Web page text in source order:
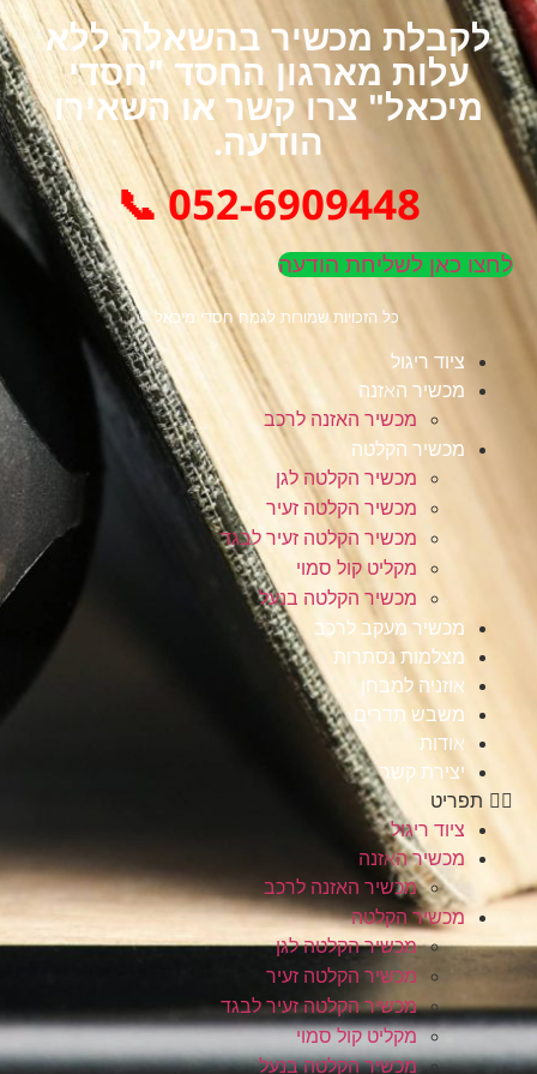
לקבלת מכשיר בהשאלה ללא
עלות מארגון החסד "חסדי
מיכאל" צרו קשר או השאירו
הודעה.
052-6909448 📞
לחצו כאן לשליחת הודעה
כל הזכויות שמורות לגמח חסדי מיכאל ©
ציוד ריגול
מכשיר האזנה
מכשיר האזנה לרכב
מכשיר הקלטה
מכשיר הקלטה לגן
מכשיר הקלטה זעיר
מכשיר הקלטה זעיר לבגד
מקליט קול סמוי
מכשיר הקלטה בנעל
מכשיר מעקב לרכב
מצלמות נסתרות
אוזניה למבחן
משבש תדרים
אודות
יצירת קשר
תפריט
ציוד ריגול
מכשיר האזנה
מכשיר האזנה לרכב
מכשיר הקלטה
מכשיר הקלטה לגן
מכשיר הקלטה זעיר
מכשיר הקלטה זעיר לבגד
מקליט קול סמוי
מכשיר הקלטה בנעל